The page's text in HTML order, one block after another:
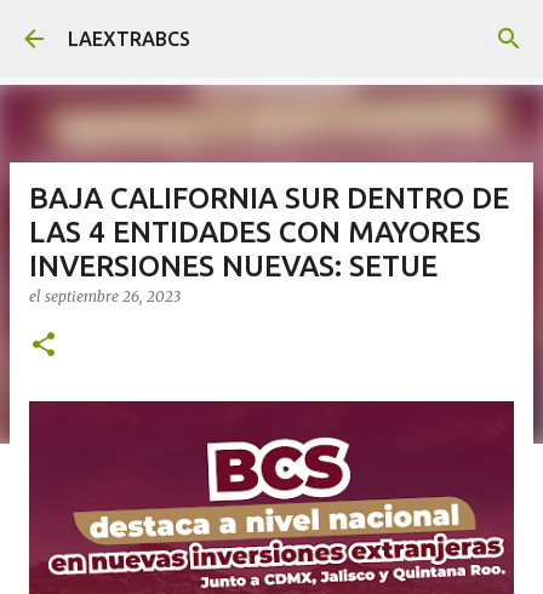
Ir al contenido principal
LAEXTRABCS
BAJA CALIFORNIA SUR DENTRO DE
LAS 4 ENTIDADES CON MAYORES
INVERSIONES NUEVAS: SETUE
el septiembre 26, 2023